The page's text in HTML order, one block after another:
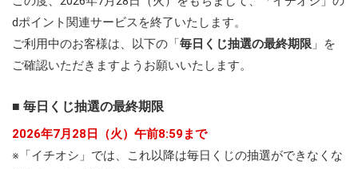
dポイント関連サービスを終了いたします。
ご利用中のお客様は、以下の「毎日くじ抽選の最終期限 」を
ご確認いただきますようお願いいたします。
■ 毎日くじ抽選の最終期限
2026年7月28日（火）午前8:59まで
※「イチオシ」では、これ以降は毎日くじの抽選ができなくな